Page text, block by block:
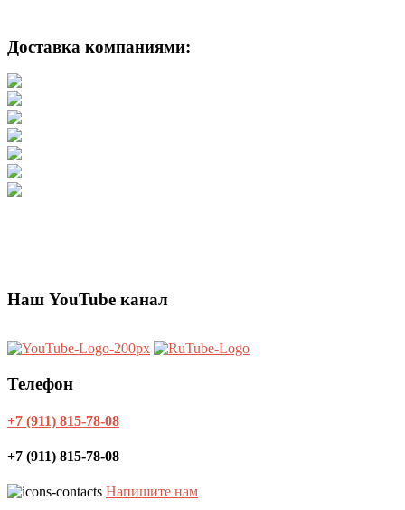
Доставка компаниями:
Наш YouTube канал
Телефон
+7 (911) 815-78-08
+7 (911) 815-78-08
Напишите нам